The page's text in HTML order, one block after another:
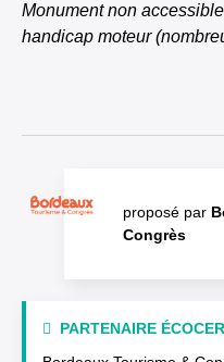
Monument non
handicap moteur
proposé par
Congrès
PARTENAIRE